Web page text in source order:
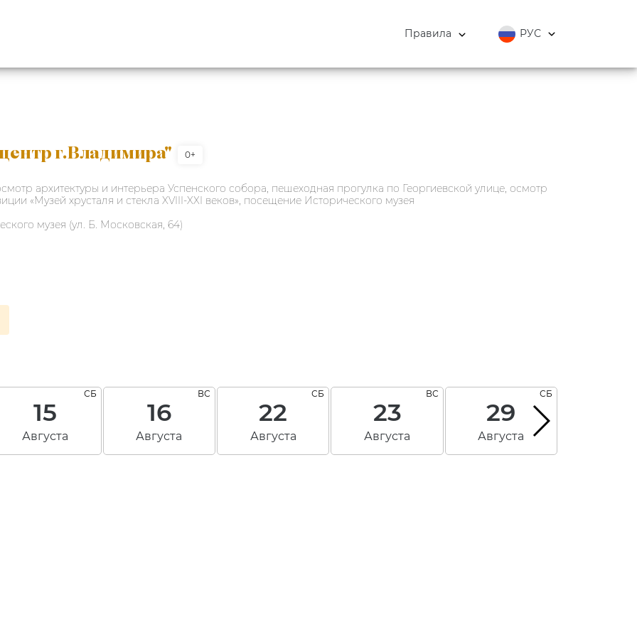
Правила РУС
г.Владимира" 0+
архитектуры и интерьера Успенского собора, пешеходная прогулка по Георгиевской улице, осмотр
«Музей хрусталя и стекла XVIII-XXI веков», посещение Исторического музея
музея (ул. Б. Московская, 64)
СБ
15
Августа
ВС
16
Августа
СБ
22
Августа
ВС
23
Августа
СБ
29
Августа